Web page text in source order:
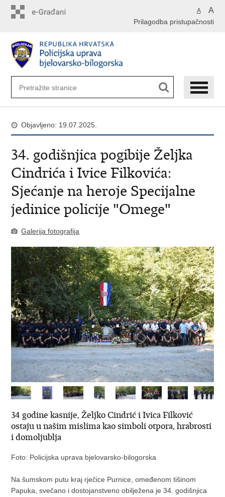
A A
Prilagodba pristupačnosti
Objavljeno: 19.07.2025.
34. godišnjica pogibije Željka
Cindrića i Ivice Filkovića:
Sjećanje na heroje Specijalne
jedinice policije "Omege"
Galerija fotografija
34 godine kasnije, Željko Cindrić i Ivica Filković
ostaju u našim mislima kao simboli otpora, hrabrosti
i domoljublja
Foto: Policijska uprava bjelovarsko-bilogorska
Na šumskom putu kraj rječice Purnice, omeđenom tišinom
Papuka, svečano i dostojanstveno obilježena je 34. godišnjica